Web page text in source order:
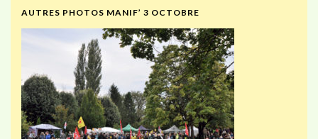
AUTRES PHOTOS MANIF’ 3 OCTOBRE